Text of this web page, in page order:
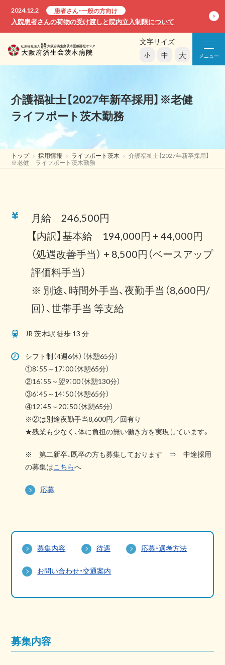
2024.12.2 患者さん・一般の方向け
入院患者さんの荷物の受け渡しと院内立入制限について
文字サイズ
小 中 大 メニュー
介護福祉士【2027年新卒採用】※老健
ライフポート茨木勤務
トップ 採用情報 ライフポート茨木 介護福祉士【2027年新卒採用】
※老健 ライフポート茨木勤務
月給 246,500円
【内訳】基本給 194,000円 + 44,000円
（処遇改善手当） + 8,500円（ベースアップ
評価料手当）
※ 別途、時間外手当、夜勤手当（8,600円/
回）、世帯手当 等支給
JR 茨木駅 徒歩 13 分
シフト制（4週6休）（休憩65分）
①8：55～17：00（休憩65分）
②16：55～翌9：00（休憩130分）
③6：45～14：50（休憩65分）
④12：45～20：50（休憩65分）
※②は別途夜勤手当8,600円／回有り
★残業も少なく、体に負担の無い働き方を実現しています。
※ 第二新卒、既卒の方も募集しております ⇒ 中途採用
の募集はこちらへ
応募
募集内容 待遇 応募・選考方法
お問い合わせ・交通案内
募集内容